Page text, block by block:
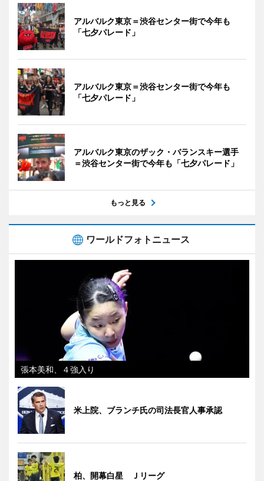
アルバルク東京＝渋谷センター街で今年も
「七夕パレード」
アルバルク東京＝渋谷センター街で今年も
「七夕パレード」
アルバルク東京のザック・バランスキー選手
＝渋谷センター街で今年も「七夕パレード」
もっと見る
ワールドフォトニュース
張本美和、４強入り
米上院、ブランチ氏の司法長官人事承認
柏、開幕白星 Ｊリーグ